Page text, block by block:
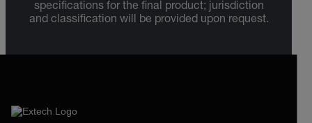
specifications for the final product; jurisdiction
and classification will be provided upon request.